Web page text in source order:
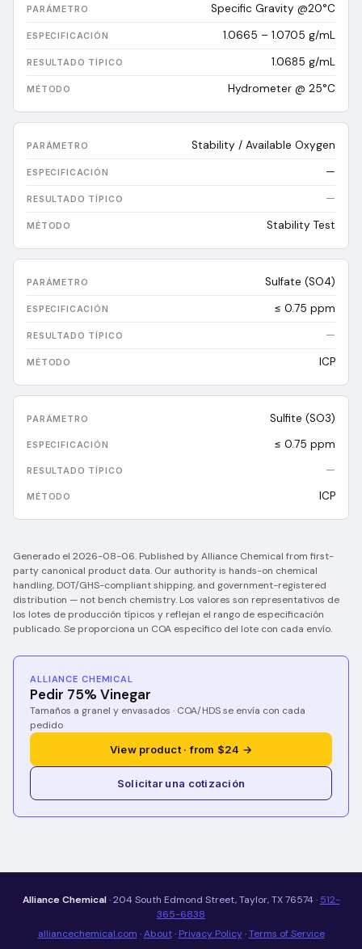
Specific Gravity @20°C
1.0665 – 1.0705 g/mL
1.0685 g/mL
Hydrometer @ 25°C
Stability / Available Oxygen
—
—
Stability Test
Sulfate (SO4)
≤ 0.75 ppm
—
ICP
Sulfite (SO3)
≤ 0.75 ppm
—
ICP
Generado el 2026-08-06. Published by Alliance Chemical from first-
party canonical product data. Our authority is hands-on chemical
handling, DOT/GHS-compliant shipping, and government-registered
distribution — not bench chemistry. Los valores son representativos de
los lotes de producción típicos y reflejan el rango de especificación
publicado. Se proporciona un COA específico del lote con cada envío.
ALLIANCE CHEMICAL
Pedir 75% Vinegar
Tamaños a granel y envasados · COA/HDS se envía con cada
pedido
View product · from $24 →
Solicitar una cotización
Alliance Chemical· 204 South Edmond Street, Taylor, TX 76574 · 512-
365-6838
alliancechemical.com ·About· Privacy Policy·Terms of Service